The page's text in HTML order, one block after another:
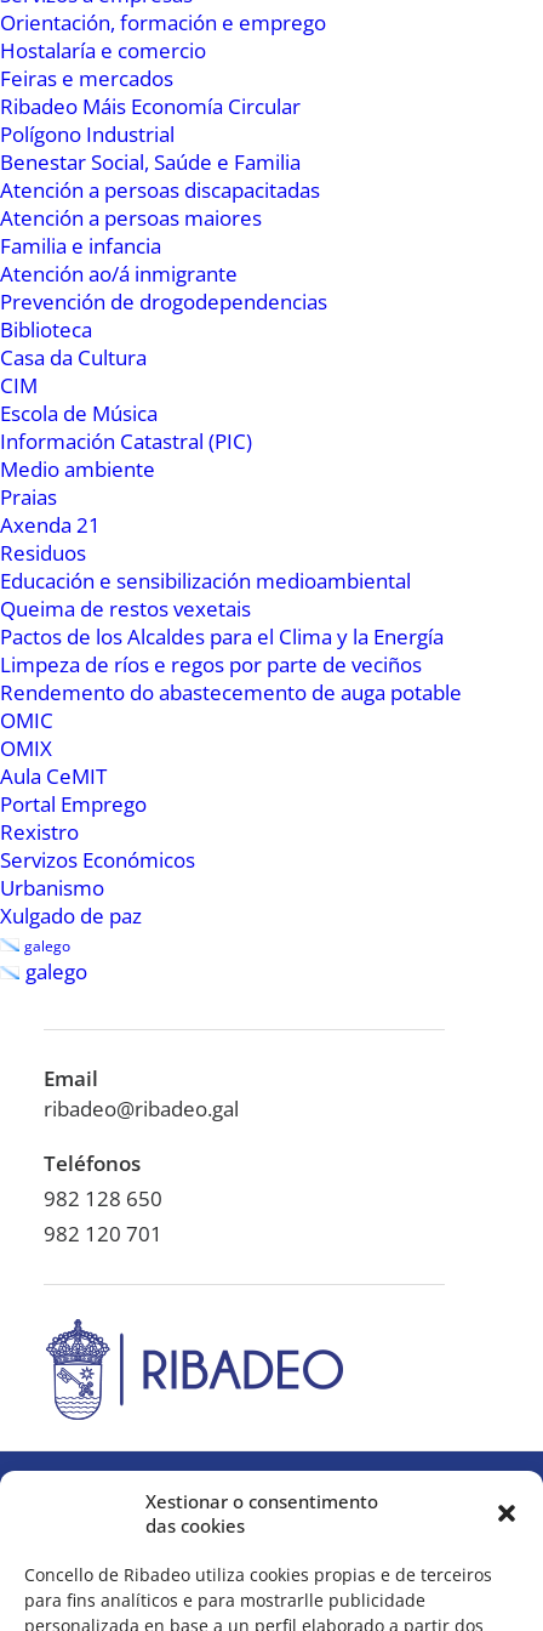
Xestionar o consentimento
das cookies
Concello de Ribadeo utiliza cookies propias e de terceiros
para fins analíticos e para mostrarlle publicidade
personalizada en base a un perfil elaborado a partir dos
Orientación, formación e emprego
Hostalaría e comercio
Feiras e mercados
Ribadeo Máis Economía Circular
Polígono Industrial
Benestar Social, Saúde e Familia
Atención a persoas discapacitadas
Atención a persoas maiores
Familia e infancia
Atención ao/á inmigrante
Prevención de drogodependencias
Biblioteca
Casa da Cultura
CIM
Escola de Música
Información Catastral (PIC)
Medio ambiente
Praias
Axenda 21
Residuos
Educación e sensibilización medioambiental
Queima de restos vexetais
Pactos de los Alcaldes para el Clima y la Energía
Limpeza de ríos e regos por parte de veciños
Rendemento do abastecemento de auga potable
OMIC
OMIX
Aula CeMIT
Portal Emprego
Rexistro
Servizos Económicos
Urbanismo
Xulgado de paz
galego
galego
Email
ribadeo@ribadeo.gal
Teléfonos
982 128 650
982 120 701
A continuación, bastará con realizar unha busca
de canles no receptor de TDT. No caso das
comunidades de veciños, pode ser necesario
axustar a antena colectiva para asegurar a
calidade da recepción. Así mesmo, para poder
ver as canles que emiten en alta definición será
necesario, ademais, dispor dun receptor con
sintonizador de alta definición HDTV.
En Internet
Arquivo municipal
Plenos/Mediateca
Media Maratón
Escola de Música e Danza
Ribadeo Indiano
Ribadeo de Tapeo
Directo a
Factura electrónica
Perfil de contratante
Rexistros presentados
PXOM
Contactar
Praza de España, 1
27700 Ribadeo
ribadeo@ribadeo.gal
982 128 650